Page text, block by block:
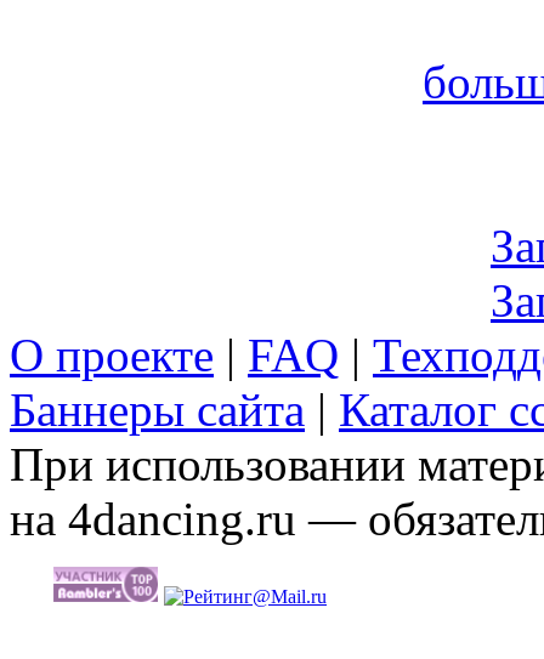
О проекте | FAQ |
Баннеры сайта | Каталог
При использовании
на 4dancing.ru —